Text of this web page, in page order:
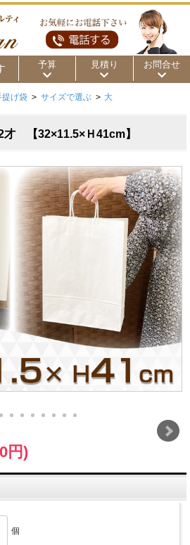
予算
円 ～100円
円 ～500円 ～1,000円
円 ～5,000円 ～10,000円
～20,000円 ～30,000円
50,000円 50,001円～
見積り お問合せ
提げ袋 > サイズで選ぶ > 大
【32×11.5×Ｈ41cm】
円)
個